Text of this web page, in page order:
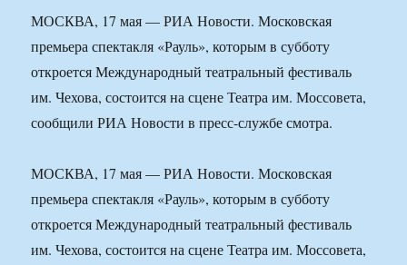
МОСКВА, 17 мая — РИА Новости. Московская
премьера спектакля «Рауль», которым в субботу
откроется Международный театральный фестиваль
им. Чехова, состоится на сцене Театра им. Моссовета,
сообщили РИА Новости в пресс-службе смотра.
МОСКВА, 17 мая — РИА Новости. Московская
премьера спектакля «Рауль», которым в субботу
откроется Международный театральный фестиваль
им. Чехова, состоится на сцене Театра им. Моссовета,